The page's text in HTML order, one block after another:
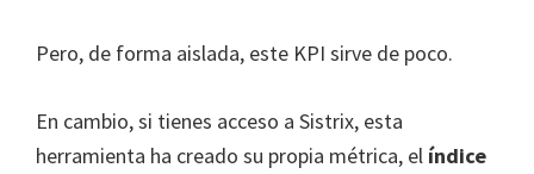
Pero, de forma aislada, este KPI sirve de poco.
En cambio, si tienes acceso a Sistrix, esta
herramienta ha creado su propia métrica, el índice